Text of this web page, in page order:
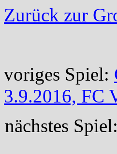
Zurück zur
voriges Spiel:
3.9.2016, FC
nächstes Spiel: